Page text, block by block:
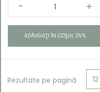
ADĂUGAŢI ÎN COŞUL DVS.
Rezultate pe pagină 12